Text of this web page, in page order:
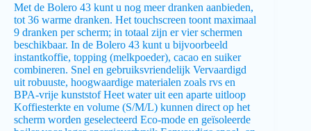
Met de Bolero 43 kunt u nog meer dranken aanbieden,
tot 36 warme dranken. Het touchscreen toont maximaal
9 dranken per scherm; in totaal zijn er vier schermen
beschikbaar. In de Bolero 43 kunt u bijvoorbeeld
instantkoffie, topping (melkpoeder), cacao en suiker
combineren. Snel en gebruiksvriendelijk Vervaardigd
uit robuuste, hoogwaardige materialen zoals rvs en
BPA-vrije kunststof Heet water uit een aparte uitloop
Koffiesterkte en volume (S/M/L) kunnen direct op het
scherm worden geselecteerd Eco-mode en geïsoleerde